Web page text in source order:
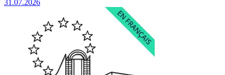
31.07.2026